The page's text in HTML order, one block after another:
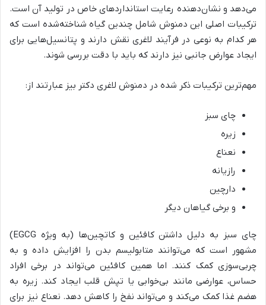
می‌دهد و نشان‌دهنده رعایت استانداردهای خاص در تولید آن است.
ترکیبات اصلی این دمنوش شامل چندین گیاه شناخته‌شده است که
هر کدام به نوعی در فرآیند لاغری نقش دارند و پتانسیل‌هایی برای
ایجاد عوارض جانبی نیز دارند که باید با دقت بررسی شوند.
مهم‌ترین ترکیبات ذکر شده در دمنوش لاغری دکتر بیز عبارتند از:
چای سبز
زیره
نعناع
رازیانه
دارچین
و برخی گیاهان دیگر
چای سبز به دلیل داشتن کافئین و کاتچین‌ها (به ویژه EGCG)
مشهور است که می‌توانند متابولیسم بدن را افزایش داده و به
چربی‌سوزی کمک کنند. اما همین کافئین می‌تواند در برخی افراد
حساس، عوارضی مانند بی‌خوابی یا تپش قلب ایجاد کند. زیره به
هضم غذا کمک می‌کند و می‌تواند نفخ را کاهش دهد. نعناع نیز برای